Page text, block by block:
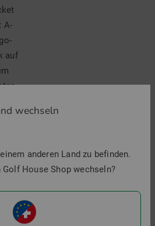
A-
auf
mit
wechseln
anderen Land zu befinden.
Golf House Shop wechseln?